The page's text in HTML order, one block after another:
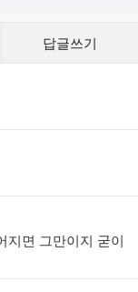
답글쓰기
지면 그만이지 굳이